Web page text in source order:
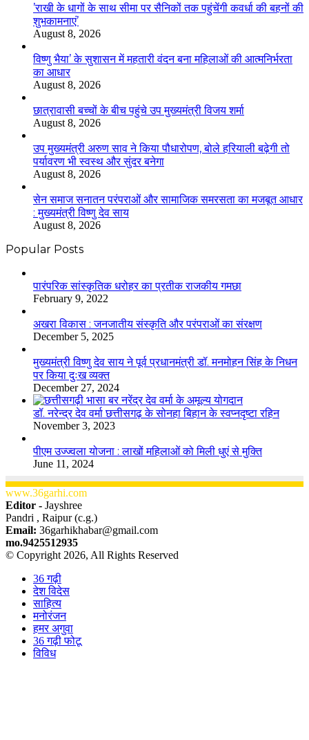
’राखी के धागों के साथ सीमा पर सैनिकों तक पहुंचेंगी कवर्धा की बहनों की
शुभकामनाएं’
August 8, 2026
विष्णु भैया’ के सुशासन में महतारी वंदन बना महिलाओं की आत्मनिर्भरता
का आधार
August 8, 2026
छात्रावासी बच्चों के बीच पहुंचे उप मुख्यमंत्री विजय शर्मा
August 8, 2026
उप मुख्यमंत्री अरुण साव ने किया पौधारोपण, बोले हरियाली बढ़ेगी तो
पर्यावरण भी स्वस्थ और सुंदर बनेगा
August 8, 2026
सेन समाज सनातन परंपराओं और सामाजिक समरसता का मजबूत आधार
: मुख्यमंत्री विष्णु देव साय
August 8, 2026
Popular Posts
​​​​​​​पारंपरिक सांस्कृतिक धरोहर का प्रतीक राजकीय गमछा
February 9, 2022
अखरा विकास : जनजातीय संस्कृति और परंपराओं का संरक्षण
December 5, 2025
मुख्यमंत्री विष्णु देव साय ने पूर्व प्रधानमंत्री डॉ. मनमोहन सिंह के निधन
पर किया दुःख व्यक्त
December 27, 2024
डॉ. नरेन्द्र देव वर्मा छत्तीसगढ़ के सोनहा बिहान के स्वप्नदृष्टा रहिन
November 3, 2023
पीएम उज्ज्वला योजना : लाखों महिलाओं को मिली धुएं से मुक्ति
June 11, 2024
www.36garhi.com
Editor - Jayshree
Pandri , Raipur (c.g.)
Email: 36garhikhabar@gmail.com
mo.9425512935
© Copyright 2026, All Rights Reserved
36 गढ़ी
देश विदेस
साहित्य
मनोरंजन
हमर अगुवा
36 गढ़ी फोटू
विविध